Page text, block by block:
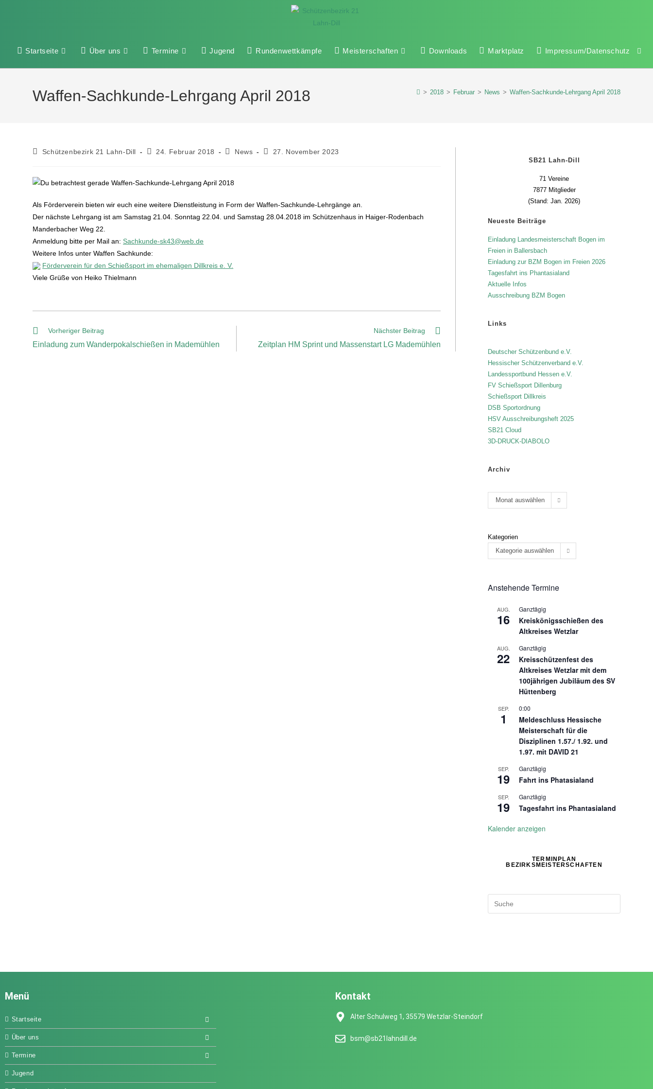
Startseite Über uns Termine Jugend Rundenwettkämpfe Meisterschaften Downloads Marktplatz Impressum/Datenschutz
Waffen-Sachkunde-Lehrgang April 2018 > 2018 > Februar > News > Waffen-Sachkunde-Lehrgang April 2018
Schützenbezirk 21 Lahn-Dill 24. Februar 2018 News 27. November 2023
Als Förderverein bieten wir euch eine weitere Dienstleistung in Form der Waffen-Sachkunde-Lehrgänge an.
Der nächste Lehrgang ist am Samstag 21.04. Sonntag 22.04. und Samstag 28.04.2018 im Schützenhaus in Haiger-Rodenbach
Manderbacher Weg 22.
Anmeldung bitte per Mail an:Sachkunde-sk43@web.de
Weitere Infos unter Waffen Sachkunde:
Förderverein für den Schießsport im ehemaligen Dillkreis e. V.
Viele Grüße von Heiko Thielmann
Vorheriger Beitrag
Einladung zum Wanderpokalschießen in Mademühlen
Nächster Beitrag
Zeitplan HM Sprint und Massenstart LG Mademühlen
SB21 Lahn-Dill
71 Vereine
7877 Mitglieder
(Stand: Jan. 2026)
Neueste Beiträge
Einladung Landesmeisterschaft Bogen im
Freien in Ballersbach
Einladung zur BZM Bogen im Freien 2026
Tagesfahrt ins Phantasialand
Aktuelle Infos
Ausschreibung BZM Bogen
Links
Deutscher Schützenbund e.V.
Hessischer Schützenverband e.V.
Landessportbund Hessen e.V.
FV Schießsport Dillenburg
Schießsport Dillkreis
DSB Sportordnung
HSV Ausschreibungsheft 2025
SB21 Cloud
3D-DRUCK-DIABOLO
Archiv
Monat auswählen
Kategorien
Kategorie auswählen
Anstehende Termine
AUG.
16
Ganztägig
Kreiskönigsschießen des
Altkreises Wetzlar
AUG.
22
Ganztägig
Kreisschützenfest des
Altkreises Wetzlar mit dem
100jährigen Jubiläum des SV
Hüttenberg
SEP.
1
0:00
Meldeschluss Hessische
Meisterschaft für die
Disziplinen 1.57./ 1.92. und
1.97. mit DAVID 21
SEP.
19
Ganztägig
Fahrt ins Phatasialand
SEP.
19
Ganztägig
Tagesfahrt ins Phantasialand
Kalender anzeigen
TERMINPLAN
BEZIRKSMEISTERSCHAFTEN
Menü
Startseite
Über uns
Termine
Jugend
Kontakt
Alter Schulweg 1, 35579 Wetzlar-Steindorf
bsm@sb21lahndill.de